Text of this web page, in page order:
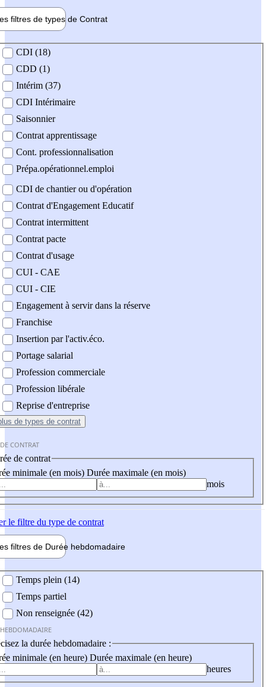
filtres de types de Contrat
contrat
CDI (18)
CDD (1)
Intérim (37)
CDI Intérimaire
Saisonnier
Contrat apprentissage
Cont. professionnalisation
Prépa.opérationnel.emploi
CDI de chantier ou d'opération
Contrat d'Engagement Educatif
Contrat intermittent
Contrat pacte
Contrat d'usage
CUI - CAE
CUI - CIE
Engagement à servir dans la réserve
Franchise
Insertion par l'activ.éco.
Portage salarial
Profession commerciale
Profession libérale
Reprise d'entreprise
de types de contrat
CONTRAT
de contrat
minimale (en mois) Durée maximale (en mois)
mois
le filtre du type de contrat
filtres de Durée hebdomadaire
Temps plein (14)
Temps partiel
Non renseignée (42)
la durée hebdomadaire :
minimale (en heure) Durée maximale (en heure)
heures